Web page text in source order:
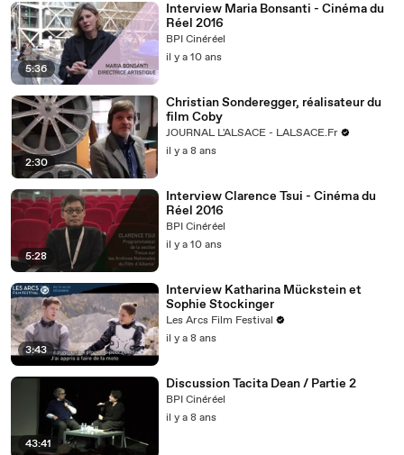
5:36
Interview Maria Bonsanti - Cinéma du
Réel 2016
BPI Cinéréel
il y a 10 ans
2:30
Christian Sonderegger, réalisateur du
film Coby
JOURNAL L'ALSACE - LALSACE.Fr
il y a 8 ans
5:28
Interview Clarence Tsui - Cinéma du
Réel 2016
BPI Cinéréel
il y a 10 ans
3:43
Interview Katharina Mückstein et
Sophie Stockinger
Les Arcs Film Festival
il y a 8 ans
43:41
Discussion Tacita Dean / Partie 2
BPI Cinéréel
il y a 8 ans